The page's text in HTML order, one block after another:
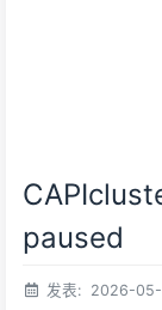
paused
发表: 2026-